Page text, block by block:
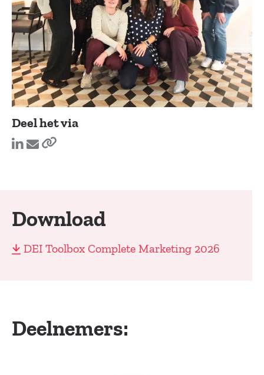
Deel het via
Download
DEI Toolbox Complete Marketing 2026
Deelnemers: